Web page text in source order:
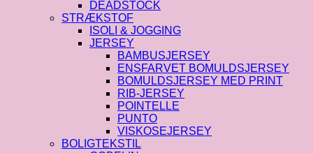
DEADSTOCK
STRÆKSTOF
ISOLI & JOGGING
JERSEY
BAMBUSJERSEY
ENSFARVET BOMULDSJERSEY
BOMULDSJERSEY MED PRINT
RIB-JERSEY
POINTELLE
PUNTO
VISKOSEJERSEY
BOLIGTEKSTIL